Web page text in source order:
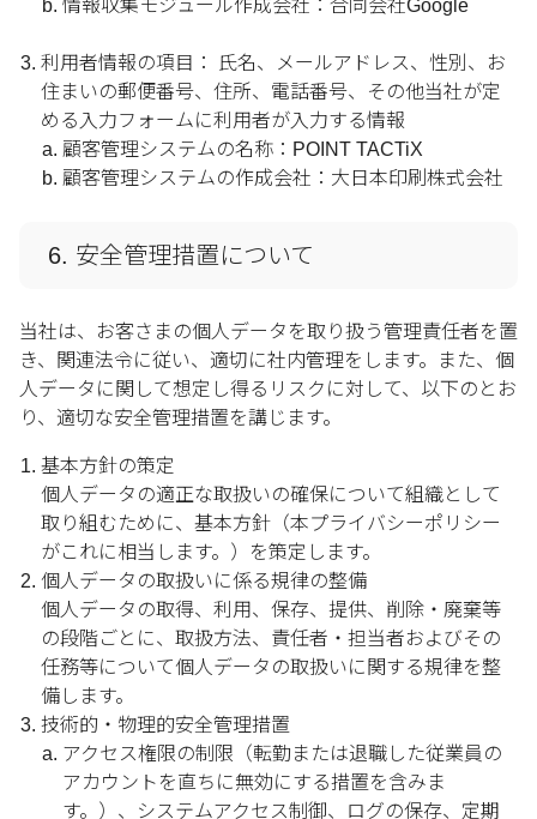
情報収集モジュール作成会社：合同会社Google
利用者情報の項目： 氏名、メールアドレス、性別、お
住まいの郵便番号、住所、電話番号、その他当社が定
める入力フォームに利用者が入力する情報
顧客管理システムの名称：POINT TACTiX
顧客管理システムの作成会社：大日本印刷株式会社
6. 安全管理措置について
当社は、お客さまの個人データを取り扱う管理責任者を置
き、関連法令に従い、適切に社内管理をします。また、個
人データに関して想定し得るリスクに対して、以下のとお
り、適切な安全管理措置を講じます。
基本方針の策定
個人データの適正な取扱いの確保について組織として
取り組むために、基本方針（本プライバシーポリシー
がこれに相当します。）を策定します。
個人データの取扱いに係る規律の整備
個人データの取得、利用、保存、提供、削除・廃棄等
の段階ごとに、取扱方法、責任者・担当者およびその
任務等について個人データの取扱いに関する規律を整
備します。
技術的・物理的安全管理措置
アクセス権限の制限（転勤または退職した従業員の
アカウントを直ちに無効にする措置を含みま
す。）、システムアクセス制御、ログの保存、定期